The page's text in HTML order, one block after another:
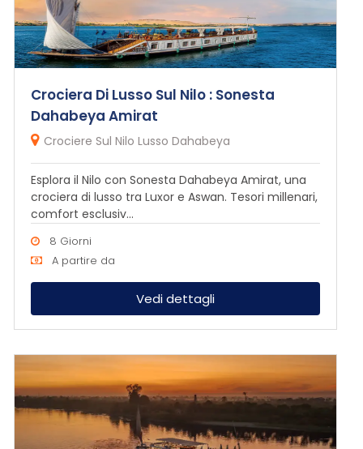
Crociera Di Lusso Sul Nilo : Sonesta
Dahabeya Amirat
Crociere Sul Nilo Lusso Dahabeya
Esplora il Nilo con Sonesta Dahabeya Amirat, una
crociera di lusso tra Luxor e Aswan. Tesori millenari,
comfort esclusiv...
8 Giorni
A partire da
Vedi dettagli